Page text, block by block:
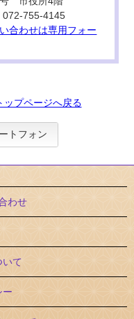
755-4145
合わせは専用フォー
ップページへ戻る
トフォン
わせ
て
ー